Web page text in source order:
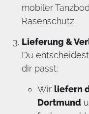
mobiler
Rasenschutz.
Lieferung &
Du
dir passt:
Wir liefern
Dortmund